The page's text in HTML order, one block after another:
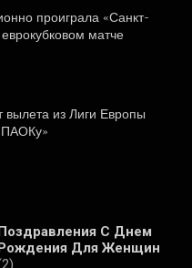
проиграла «Санкт-
матче
вылета из Лиги Европы
С Днем
Для Женщин